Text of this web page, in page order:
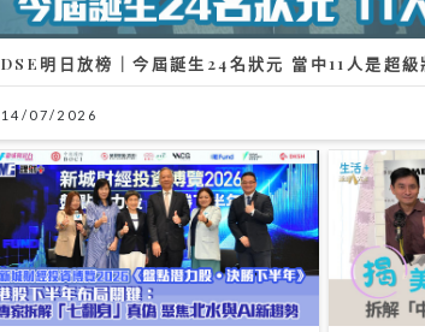
DSE明日放榜｜今屆誕生24名狀元 當中11人是超級
14/07/2026